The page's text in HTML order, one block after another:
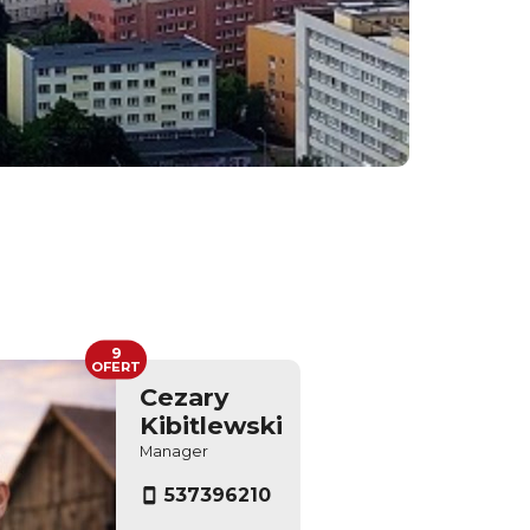
Cezary
Kibitlewski
Manager
537396210
9
OFERT